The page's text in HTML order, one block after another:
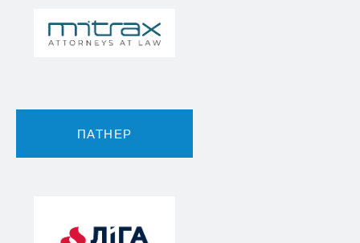
ПАТНЕР